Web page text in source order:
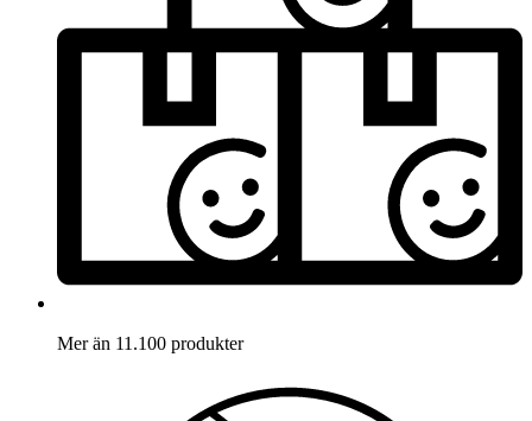
Mer än 11.100 produkter